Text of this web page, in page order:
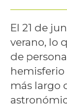
El 21 de
verano, lo
de
más largo